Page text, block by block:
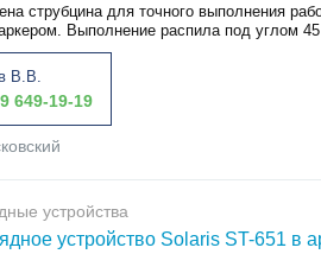
струбцина для точного выполнения
Выполнение распила под углом 45
В.В.
649-19-19
устройства
устройство Solaris ST-651 в